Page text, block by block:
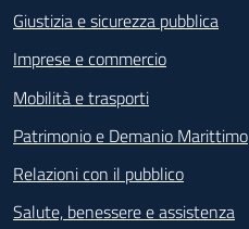
Giustizia e sicurezza pubblica
Imprese e commercio
Mobilità e trasporti
Patrimonio e Demanio Marittimo
Relazioni con il pubblico
Salute, benessere e assistenza